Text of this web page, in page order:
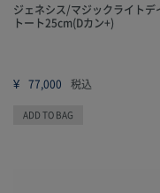
ジェネシス/マジックライトデ
トート25cm(Dカン+)
¥ 77,000 税込
ADD TO BAG